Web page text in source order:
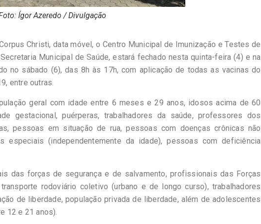
Ígor Azeredo / Divulgação
Christi, data móvel, o Centro Municipal de Imunização e Testes de
Municipal de Saúde, estará fechado nesta quinta-feira (4) e na
no sábado (6), das 8h às 17h, com aplicação de todas as vacinas do
entre outras.‌
geral com idade entre 6 meses e 29 anos, idosos acima de 60
gestacional, puérperas, trabalhadores da saúde, professores dos
pessoas em situação de rua, pessoas com doenças crônicas não
especiais (independentemente da idade), pessoas com deficiência
das forças de segurança e de salvamento, profissionais das Forças
rodoviário coletivo (urbano e de longo curso), trabalhadores
de liberdade, população privada de liberdade, além de adolescentes
12 e 21 anos).